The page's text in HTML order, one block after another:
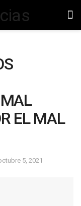
EL MAL
5, 2021